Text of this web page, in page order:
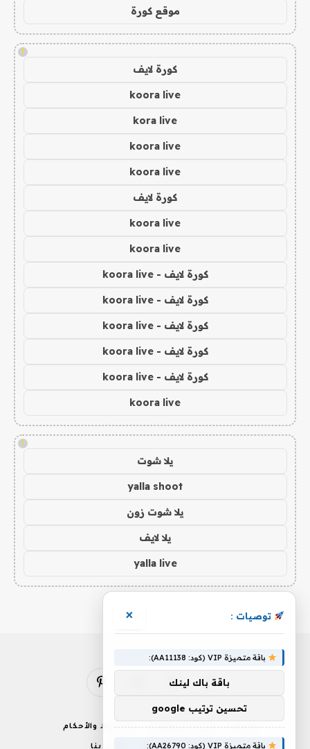
موقع كورة
!
كورة لايف
koora live
kora live
koora live
koora live
كورة لايف
koora live
koora live
كورة لايف - koora live
كورة لايف - koora live
كورة لايف - koora live
كورة لايف - koora live
كورة لايف - koora live
koora live
!
يلا شوت
yalla shoot
يلا شوت زون
يلا لايف
yalla live
توصيات : ×
باقة متميزة VIP (كود: AA11138):
باقة باك لينك
تحسين ترتيب google
باقة متميزة VIP (كود: AA26790):
فيسبوك X
الانستغرامبينتيريست
من نحن إخلاء المسؤولية الشروط والأحكام
سياسة الخصوصية اتصل بنا